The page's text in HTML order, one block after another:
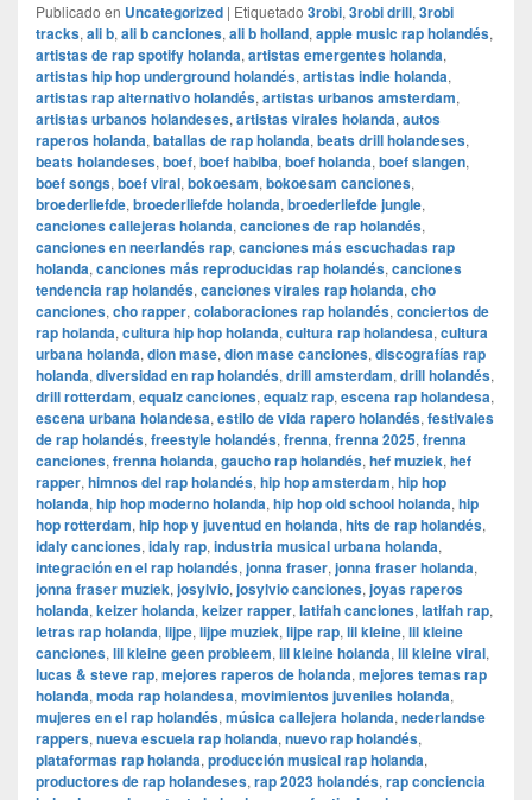
Publicado en Uncategorized | Etiquetado 3robi, 3robi drill, 3robi
tracks, ali b, ali b canciones, ali b holland, apple music rap holandés,
artistas de rap spotify holanda, artistas emergentes holanda,
artistas hip hop underground holandés, artistas indie holanda,
artistas rap alternativo holandés, artistas urbanos amsterdam,
artistas urbanos holandeses, artistas virales holanda, autos
raperos holanda, batallas de rap holanda, beats drill holandeses,
beats holandeses, boef, boef habiba, boef holanda, boef slangen,
boef songs, boef viral, bokoesam, bokoesam canciones,
broederliefde, broederliefde holanda, broederliefde jungle,
canciones callejeras holanda, canciones de rap holandés,
canciones en neerlandés rap, canciones más escuchadas rap
holanda, canciones más reproducidas rap holandés, canciones
tendencia rap holandés, canciones virales rap holanda, cho
canciones, cho rapper, colaboraciones rap holandés, conciertos de
rap holanda, cultura hip hop holanda, cultura rap holandesa, cultura
urbana holanda, dion mase, dion mase canciones, discografías rap
holanda, diversidad en rap holandés, drill amsterdam, drill holandés,
drill rotterdam, equalz canciones, equalz rap, escena rap holandesa,
escena urbana holandesa, estilo de vida rapero holandés, festivales
de rap holandés, freestyle holandés, frenna, frenna 2025, frenna
canciones, frenna holanda, gaucho rap holandés, hef muziek, hef
rapper, himnos del rap holandés, hip hop amsterdam, hip hop
holanda, hip hop moderno holanda, hip hop old school holanda, hip
hop rotterdam, hip hop y juventud en holanda, hits de rap holandés,
idaly canciones, idaly rap, industria musical urbana holanda,
integración en el rap holandés, jonna fraser, jonna fraser holanda,
jonna fraser muziek, josylvio, josylvio canciones, joyas raperos
holanda, keizer holanda, keizer rapper, latifah canciones, latifah rap,
letras rap holanda, lijpe, lijpe muziek, lijpe rap, lil kleine, lil kleine
canciones, lil kleine geen probleem, lil kleine holanda, lil kleine viral,
lucas & steve rap, mejores raperos de holanda, mejores temas rap
holanda, moda rap holandesa, movimientos juveniles holanda,
mujeres en el rap holandés, música callejera holanda, nederlandse
rappers, nueva escuela rap holanda, nuevo rap holandés,
plataformas rap holanda, producción musical rap holanda,
productores de rap holandeses, rap 2023 holandés, rap conciencia